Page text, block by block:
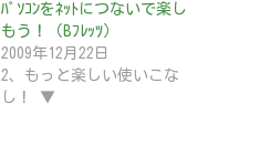
ﾊﾟｿｺﾝをﾈｯﾄにつないで楽し
もう！（Bﾌﾚｯﾂ）
2009年12月22日
2、もっと楽しい使いこな
し！ ▼